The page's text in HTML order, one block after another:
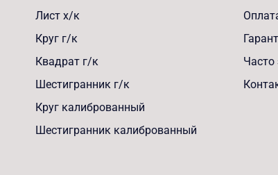
Лист х/к
Круг г/к
Квадрат г/к
Шестигранник г/к
Круг калиброванный
Шестигранник калиброванный